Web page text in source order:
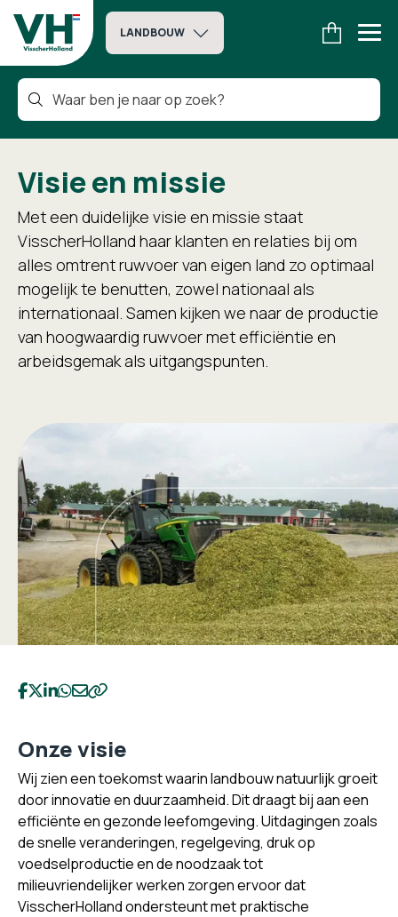
LANDBOUW
Visie en missie
Met een duidelijke visie en missie staat
VisscherHolland haar klanten en relaties bij om
alles omtrent ruwvoer van eigen land zo optimaal
mogelijk te benutten, zowel nationaal als
internationaal. Samen kijken we naar de productie
van hoogwaardig ruwvoer met efficiëntie en
arbeidsgemak als uitgangspunten.
Deel op Facebook
Deel op Twitter
Deel op LinkedIn
Deel op WhatsApp
Deel op Email
Kopieer naar klembord
Onze visie
Wij zien een toekomst waarin landbouw natuurlijk groeit
door innovatie en duurzaamheid. Dit draagt bij aan een
efficiënte en gezonde leefomgeving. Uitdagingen zoals
de snelle veranderingen, regelgeving, druk op
voedselproductie en de noodzaak tot
milieuvriendelijker werken zorgen ervoor dat
VisscherHolland ondersteunt met praktische